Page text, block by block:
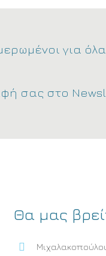
για
σας στο
Θα μας